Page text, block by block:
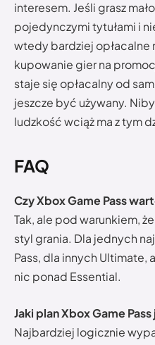
interesem. Jeśli grasz
pojedynczymi tytułami i
wtedy bardziej opłacalne
kupowanie gier na
staje się opłacalny od
jeszcze być używany.
ludzkość wciąż ma z tym
FAQ
Czy Xbox Game Pass
Tak, ale pod warunkiem,
styl grania. Dla jednych
Pass, dla innych Ultimate,
nic ponad Essential.
Jaki plan Xbox Game
Najbardziej logicznie